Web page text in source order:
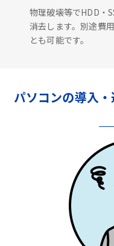
物理破壊等でHDD・
消去します。別途費
とも可能です。
パソコンの導入